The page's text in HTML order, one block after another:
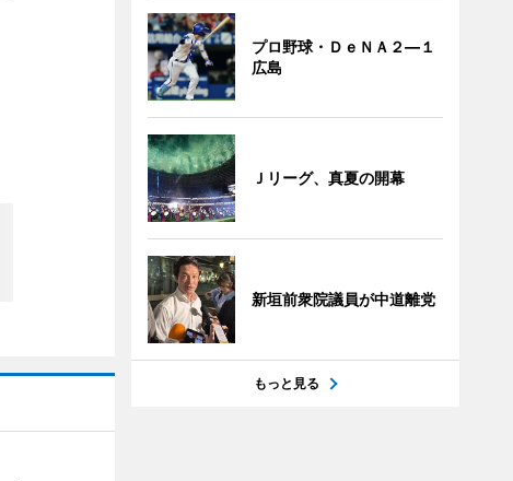
プロ野球・ＤｅＮＡ２―１
広島
Ｊリーグ、真夏の開幕
新垣前衆院議員が中道離党
もっと見る